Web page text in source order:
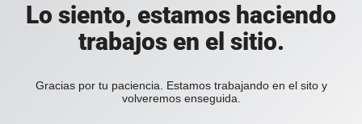
Lo siento, estamos haciendo
trabajos en el sitio.
Gracias por tu paciencia. Estamos trabajando en el sito y
volveremos enseguida.